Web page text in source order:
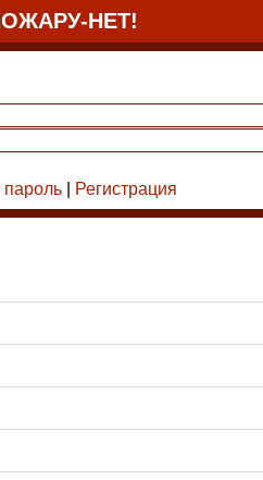
НЕТ!
Регистрация